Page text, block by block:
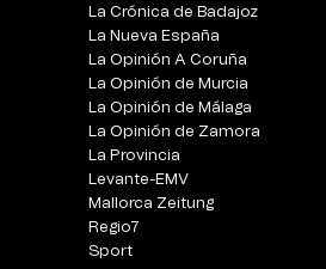
La Crónica de Badajoz
La Nueva España
La Opinión A Coruña
La Opinión de Murcia
La Opinión de Málaga
La Opinión de Zamora
La Provincia
Levante-EMV
Mallorca Zeitung
Regio7
Sport